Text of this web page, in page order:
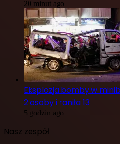
20 minut ago
Eksplozja bomby w
2 osoby i raniła 13
5 godzin ago
Nasz zespół